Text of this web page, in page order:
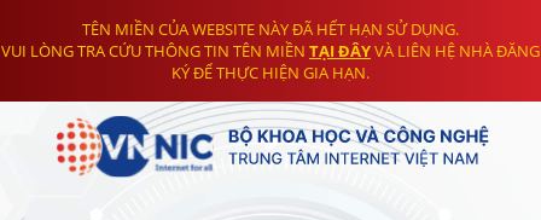
TÊN MIỀN CỦA WEBSITE NÀY ĐÃ HẾT HẠN SỬ DỤNG.
VUI LÒNG TRA CỨU THÔNG TIN TÊN MIỀN TẠI ĐÂYVÀ LIÊN HỆ NHÀ ĐĂNG
KÝ ĐỂ THỰC HIỆN GIA HẠN.